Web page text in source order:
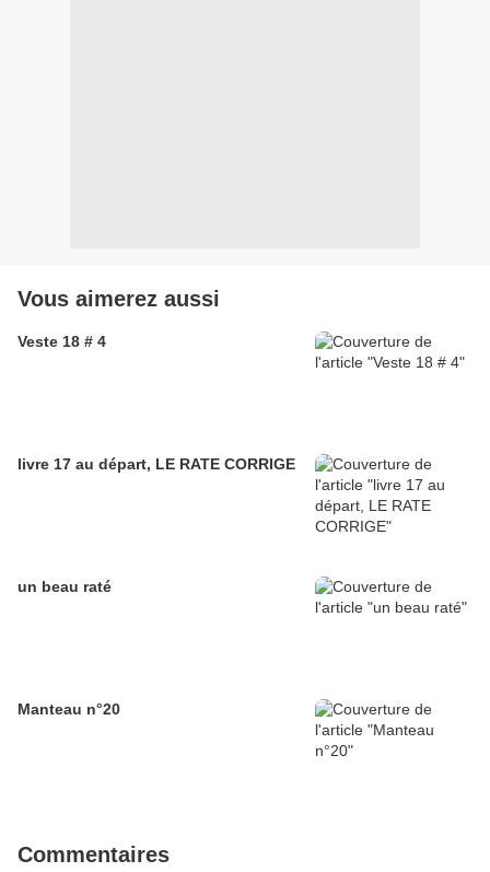
Vous aimerez aussi
Veste 18 # 4
livre 17 au départ, LE RATE CORRIGE
un beau raté
Manteau n°20
Commentaires